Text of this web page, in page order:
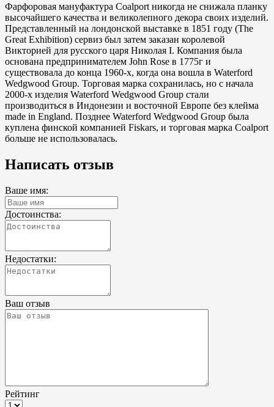
Фарфоровая мануфактура Coalport никогда не снижала планку
высочайшего качества и великолепного декора своих изделий.
Представленный на лондонской выставке в 1851 году (The
Great Exhibition) сервиз был затем заказан королевой
Викторией для русского царя Николая I. Компания была
основана предпринимателем John Rose в 1775г и
существовала до конца 1960-х, когда она вошла в Waterford
Wedgwood Group. Торговая марка сохранилась, но с начала
2000-х изделия Waterford Wedgwood Group cтали
производиться в Индонезии и восточной Европе без клейма
made in England. Позднее Waterford Wedgwood Group была
куплена финской компанией Fiskars, и торговая марка Coalport
больше не использовалась.
Написать отзыв
Ваше имя:
Достоинства:
Недостатки:
Ваш отзыв
Рейтинг